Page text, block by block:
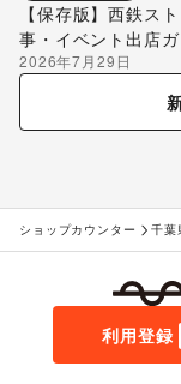
【保存版】西鉄ス
事・イベント出店ガ
2026年7月29日
ショップカウンター 千葉
利用登録